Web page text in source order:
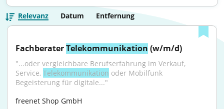
Relevanz Datum Entfernung
Fachberater Telekommunikation (w/m/d)
"...oder vergleichbare Berufserfahrung im Verkauf,
Service, Telekommunikation oder Mobilfunk
Begeisterung für digitale..."
freenet Shop GmbH